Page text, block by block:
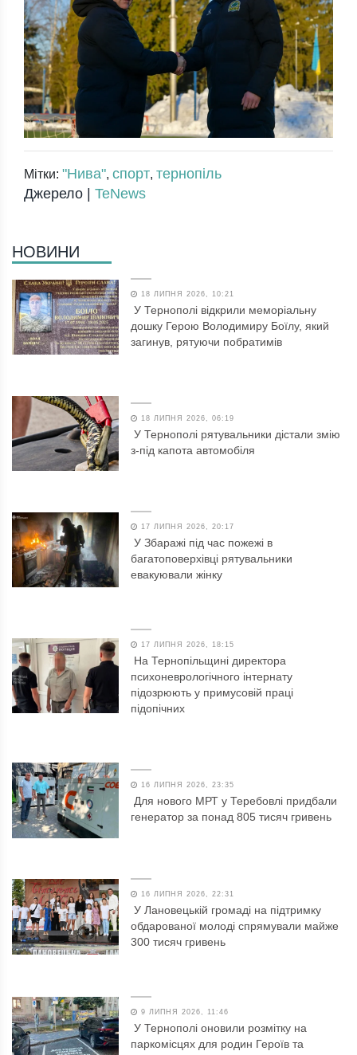
Мітки: "Нива", спорт, тернопіль
Джерело | TeNews
НОВИНИ
18 ЛИПНЯ 2026, 10:21
У Тернополі відкрили меморіальну
дошку Герою Володимиру Боїлу, який
загинув, рятуючи побратимів
18 ЛИПНЯ 2026, 06:19
У Тернополі рятувальники дістали змію
з-під капота автомобіля
17 ЛИПНЯ 2026, 20:17
У Збаражі під час пожежі в
багатоповерхівці рятувальники
евакуювали жінку
17 ЛИПНЯ 2026, 18:15
На Тернопільщині директора
психоневрологічного інтернату
підозрюють у примусовій праці
підопічних
16 ЛИПНЯ 2026, 23:35
Для нового МРТ у Теребовлі придбали
генератор за понад 805 тисяч гривень
16 ЛИПНЯ 2026, 22:31
У Лановецькій громаді на підтримку
обдарованої молоді спрямували майже
300 тисяч гривень
9 ЛИПНЯ 2026, 11:46
У Тернополі оновили розмітку на
паркомісцях для родин Героїв та